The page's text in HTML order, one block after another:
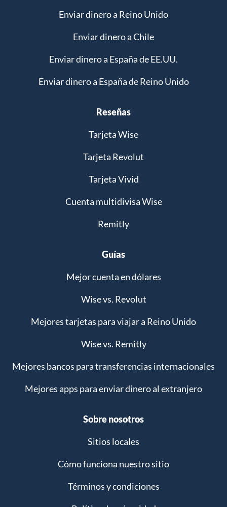
Enviar dinero a Reino Unido
Enviar dinero a Chile
Enviar dinero a España de EE.UU.
Enviar dinero a España de Reino Unido
Reseñas
Tarjeta Wise
Tarjeta Revolut
Tarjeta Vivid
Cuenta multidivisa Wise
Remitly
Guías
Mejor cuenta en dólares
Wise vs. Revolut
Mejores tarjetas para viajar a Reino Unido
Wise vs. Remitly
Mejores bancos para transferencias internacionales
Mejores apps para enviar dinero al extranjero
Sobre nosotros
Sitios locales
Cómo funciona nuestro sitio
Términos y condiciones